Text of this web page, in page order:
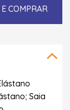
COMPRAR
Saia